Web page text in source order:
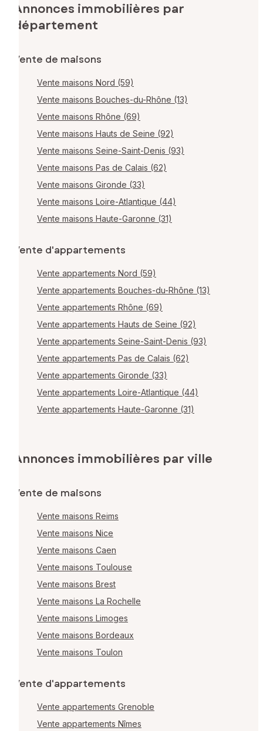
Annonces immobilières par
département
Vente de maisons
Vente maisons Nord (59)
Vente maisons Bouches-du-Rhône (13)
Vente maisons Rhône (69)
Vente maisons Hauts de Seine (92)
Vente maisons Seine-Saint-Denis (93)
Vente maisons Pas de Calais (62)
Vente maisons Gironde (33)
Vente maisons Loire-Atlantique (44)
Vente maisons Haute-Garonne (31)
Vente d'appartements
Vente appartements Nord (59)
Vente appartements Bouches-du-Rhône (13)
Vente appartements Rhône (69)
Vente appartements Hauts de Seine (92)
Vente appartements Seine-Saint-Denis (93)
Vente appartements Pas de Calais (62)
Vente appartements Gironde (33)
Vente appartements Loire-Atlantique (44)
Vente appartements Haute-Garonne (31)
Annonces immobilières par ville
Vente de maisons
Vente maisons Reims
Vente maisons Nice
Vente maisons Caen
Vente maisons Toulouse
Vente maisons Brest
Vente maisons La Rochelle
Vente maisons Limoges
Vente maisons Bordeaux
Vente maisons Toulon
Vente d'appartements
Vente appartements Grenoble
Vente appartements Nîmes